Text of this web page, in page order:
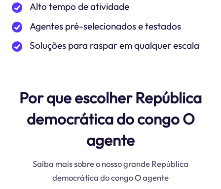
Alto tempo de atividade
Agentes pré-selecionados e testados
Soluções para raspar em qualquer escala
Por que escolher República
democrática do congo O
agente
Saiba mais sobre o nosso grande República
democrática do congo O agente